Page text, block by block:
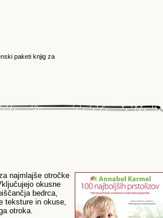
paketi knjig za
najmlajše otročke
okusne
bedrca,
teksture in okuse,
otroka.